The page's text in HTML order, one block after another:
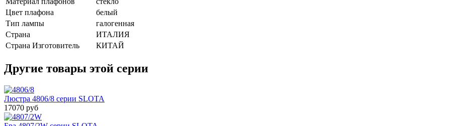
Цвет плафона
белый
Тип лампы
галогенная
Страна
ИТАЛИЯ
Страна Изготовитель
КИТАЙ
Другие товары этой серии
Люстра 4806/8 серии SLOTA
17070 руб